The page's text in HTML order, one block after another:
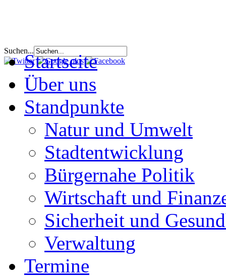
Suchen...Startseite
Über uns
Standpunkte
Natur und Umwelt
Stadtentwicklung
Bürgernahe Politik
Wirtschaft und
Sicherheit und
Verwaltung
Termine